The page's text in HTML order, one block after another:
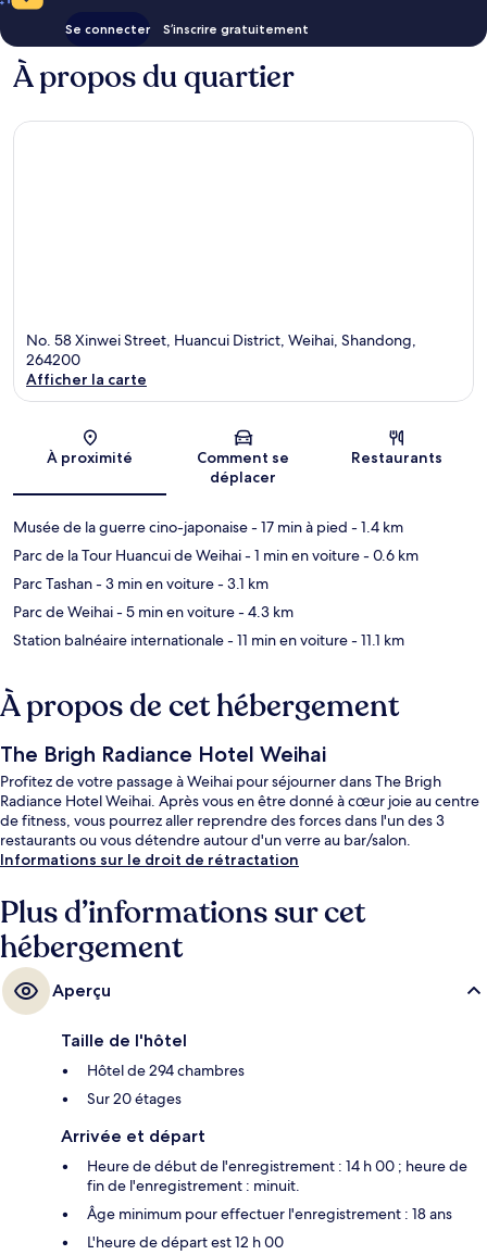
Se connecter S’inscrire gratuitement
À propos du quartier
No. 58 Xinwei Street, Huancui District, Weihai, Shandong,
264200
Afficher la carte
À proximité
Comment se
déplacer
Restaurants
Musée de la guerre cino-japonaise- 17 min à pied - 1.4 km
Parc de la Tour Huancui de Weihai- 1 min en voiture- 0.6 km
Parc Tashan- 3 min en voiture- 3.1 km
Parc de Weihai- 5 min en voiture- 4.3 km
Station balnéaire internationale- 11 min en voiture- 11.1 km
À propos de cet hébergement
The Brigh Radiance Hotel Weihai
Profitez de votre passage à Weihai pour séjourner dans The Brigh
Radiance Hotel Weihai. Après vous en être donné à cœur joie au centre
de fitness, vous pourrez aller reprendre des forces dans l'un des 3
restaurants ou vous détendre autour d'un verre au bar/salon.
Informations sur le droit de rétractation
Plus d’informations sur cet
hébergement
Aperçu
Taille de l'hôtel
Hôtel de 294 chambres
Sur 20 étages
Arrivée et départ
Heure de début de l'enregistrement : 14 h 00 ; heure de
fin de l'enregistrement : minuit.
Âge minimum pour effectuer l'enregistrement : 18 ans
L'heure de départ est 12 h 00